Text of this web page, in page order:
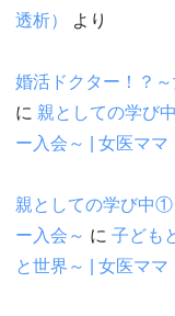
透析）
より
婚活ドクター！？
に 親としての学び
ー入会～ | 女医マ
親としての学び中
ー入会～ に 子ども
と世界～ | 女医マ